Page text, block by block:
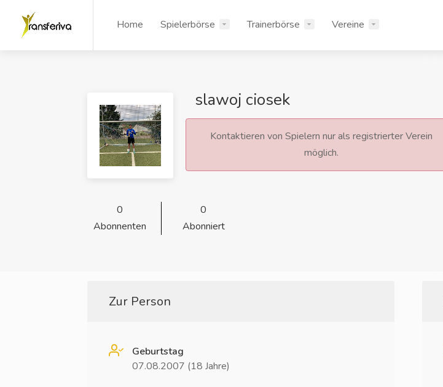
Home Spielerbörse Trainerbörse Vereine
slawoj ciosek
Kontaktieren von Spielern nur als registrierter Verein
möglich.
0
Abonnenten
0
Abonniert
Zur Person
Geburtstag
07.08.2007 (18 Jahre)